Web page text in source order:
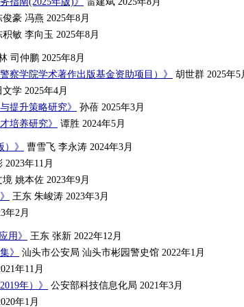
俊豪 冯燕 2025年8月
积敏 李向玉 2025年8月
司仲鹏 2025年8月
察学院学术著作出版基金资助项目）》
胡世群 2025年5
文学 2025年4月
提升策略研究》
孙蓓 2025年3月
培养研究》
谭胜 2024年5月
》
曹雪飞 李永涛 2024年3月
2023年11月
姚本佐 2023年9月
王东 朱峻涛 2023年3月
年2月
用》
王东 张新 2022年12月
》
汕头市公安局 汕头市彬园警史馆 2022年1月
年11月
年）》
公安部科技信息化局 2021年3月
年1月